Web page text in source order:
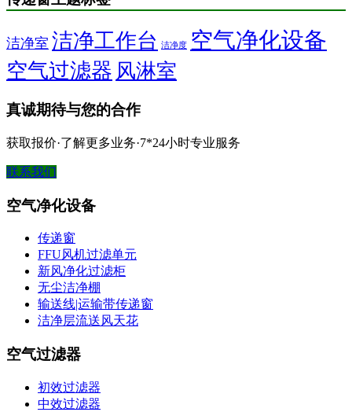
洁净室 洁净工作台 洁净度 空气净化设备
空气过滤器 风淋室
真诚期待与您的合作
获取报价·了解更多业务·7*24小时专业服务
联系我们
空气净化设备
传递窗
FFU风机过滤单元
新风净化过滤柜
无尘洁净棚
输送线|运输带传递窗
洁净层流送风天花
空气过滤器
初效过滤器
中效过滤器